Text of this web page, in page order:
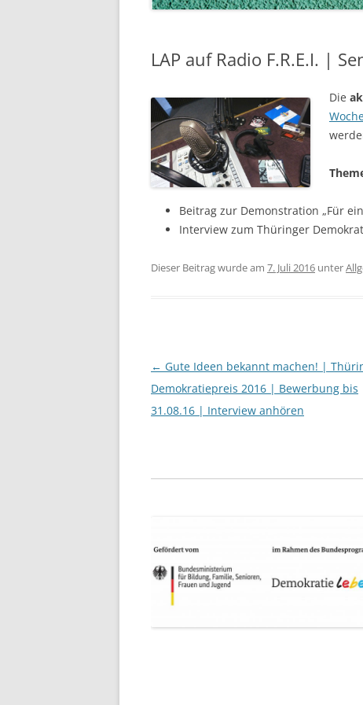
LAP auf Radio F.R.E.I. |
Die
Beitrag zur Demonstration „Für
Interview zum Thüringer
Dieser Beitrag wurde am 7. Juli 2016 unter
Beitragsnavigation
← Gute Ideen bekannt machen! |
Demokratiepreis 2016 | Bewerbung bis
31.08.16 | Interview anhören